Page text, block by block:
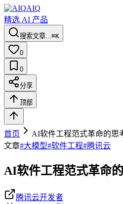
AIQ
精选 AI 产品
搜索文章...⌘K
0
0
分享
顶部
首页
AI软件工程范式革命的思
文章#大模型#软件工程#腾讯云
AI软件工程范式革命
腾讯云开发者